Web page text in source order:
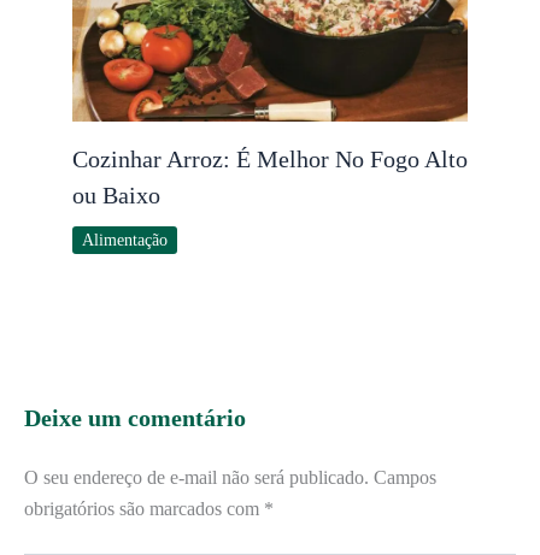
Cozinhar Arroz: É Melhor No Fogo Alto
ou Baixo
Alimentação
Deixe um comentário
O seu endereço de e-mail não será publicado. Campos
obrigatórios são marcados com *